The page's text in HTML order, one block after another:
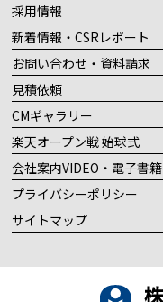
採用情報
新着情報・CSRレポート
お問い合わせ・資料請求
見積依頼
CMギャラリー
楽天オープン戦 始球式
会社案内VIDEO・電子書籍
プライバシーポリシー
サイトマップ